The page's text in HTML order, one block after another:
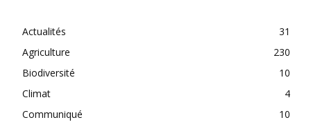
Actualités
31
Agriculture
230
Biodiversité
10
Climat
4
Communiqué
10